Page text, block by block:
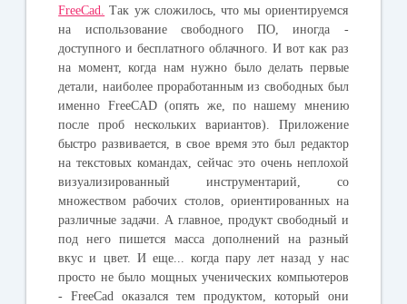
FreeCad.
Так уж сложилось, что мы ориентируемся
на использование свободного ПО, иногда -
доступного и бесплатного облачного. И вот как раз
на момент, когда нам нужно было делать первые
детали, наиболее проработанным из свободных был
именно FreeCAD (опять же, по нашему мнению
после проб нескольких вариантов). Приложение
быстро развивается, в свое время это был редактор
на текстовых командах, сейчас это очень неплохой
визуализированный инструментарий, со
множеством рабочих столов, ориентированных на
различные задачи. А главное, продукт свободный и
под него пишется масса дополнений на разный
вкус и цвет. И еще... когда пару лет назад у нас
просто не было мощных ученических компьютеров
- FreeCad оказался тем продуктом, который они